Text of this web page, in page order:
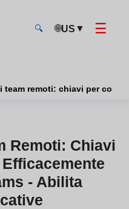
🔍 🌐US ▼ ☰
team remoti: chiavi per
Remoti: Chiavi
- Abilita